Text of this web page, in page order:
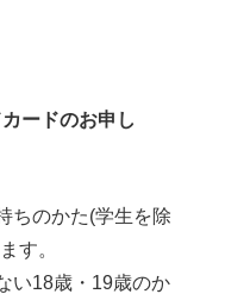
ードのお申し
ちのかた(学生を除
す。
い18歳・19歳のか